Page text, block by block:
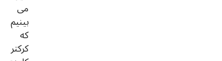
می
بینیم
که
کرکتر